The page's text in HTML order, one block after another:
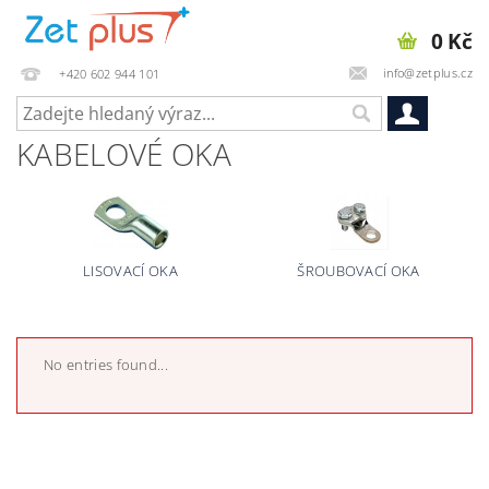
+420 602 944 101 info@zetplus.cz
0 Kč
KABELOVÉ OKA
LISOVACÍ OKA ŠROUBOVACÍ OKA
No entries found...